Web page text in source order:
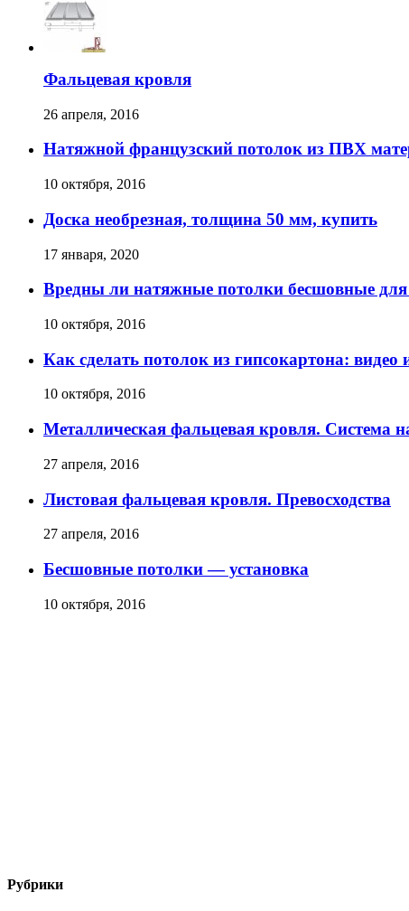
Фальцевая кровля
26 апреля, 2016
Натяжной французский потолок из ПВХ
10 октября, 2016
Доска необрезная, толщина 50 мм, купить
17 января, 2020
Вредны ли натяжные потолки бесшовные
10 октября, 2016
Как сделать потолок из гипсокартона: видео
10 октября, 2016
Металлическая фальцевая кровля. Система
27 апреля, 2016
Листовая фальцевая кровля. Превосходства
27 апреля, 2016
Бесшовные потолки — установка
10 октября, 2016
Рубрики